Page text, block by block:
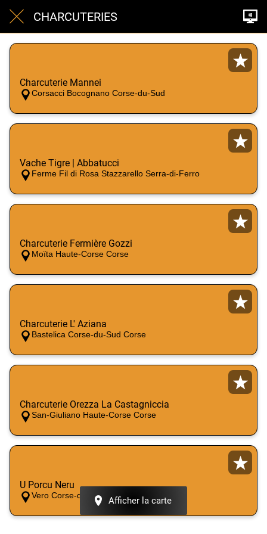
CHARCUTERIES
Charcuterie Mannei
Corsacci Bocognano Corse-du-Sud
Vache Tigre | Abbatucci
Ferme Fil di Rosa Stazzarello Serra-di-Ferro
Charcuterie Fermière Gozzi
Moïta Haute-Corse Corse
Charcuterie L' Aziana
Bastelica Corse-du-Sud Corse
Charcuterie Orezza La Castagniccia
San-Giuliano Haute-Corse Corse
U Porcu Neru
Vero Corse-du-Sud CorseAfficher la carte